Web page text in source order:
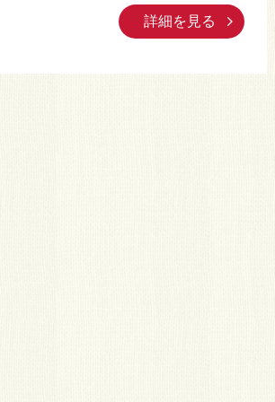
詳細を見る